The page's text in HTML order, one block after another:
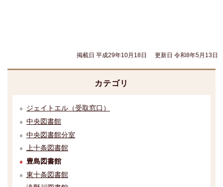
掲載日 平成29年10月18日 更新日 令和8年5月13日
カテゴリ
ジェイトエル（受取窓口）
中央図書館
中央図書館分室
上十条図書館
豊島図書館
東十条図書館